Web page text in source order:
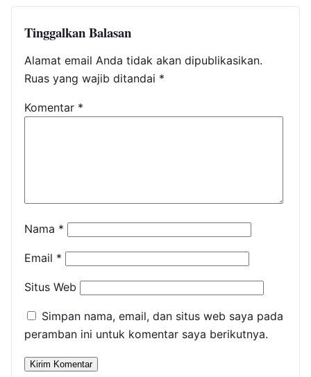
Tinggalkan Balasan
Alamat email Anda tidak akan dipublikasikan.
Ruas yang wajib ditandai *
Komentar *
Nama *
Email *
Situs Web
Simpan nama, email, dan situs web saya pada
peramban ini untuk komentar saya berikutnya.